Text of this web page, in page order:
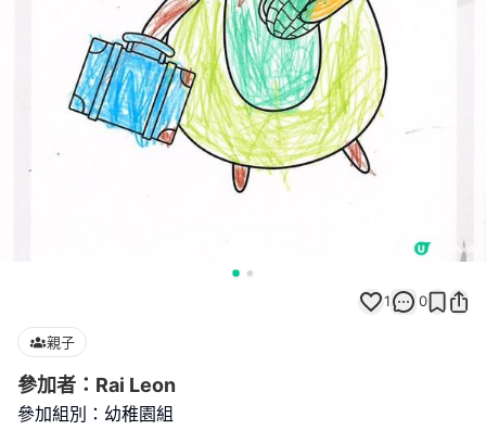
1 0
親子
參加者：Rai Leon
參加組別：幼稚園組